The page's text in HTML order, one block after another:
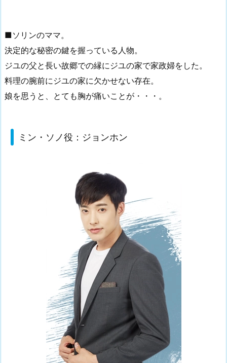
■ソリンのママ。
決定的な秘密の鍵を握っている人物。
ジユの父と長い故郷での縁にジユの家で家政婦をした。
料理の腕前にジユの家に欠かせない存在。
娘を思うと、とても胸が痛いことが・・・。
ミン・ソノ役：ジョンホン